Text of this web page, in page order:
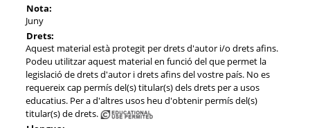
Nota:
Juny
Drets:
Aquest material està protegit per drets d'autor i/o drets afins.
Podeu utilitzar aquest material en funció del que permet la
legislació de drets d'autor i drets afins del vostre país. No es
requereix cap permís del(s) titular(s) dels drets per a usos
educatius. Per a d'altres usos heu d'obtenir permís del(s)
titular(s) de drets.